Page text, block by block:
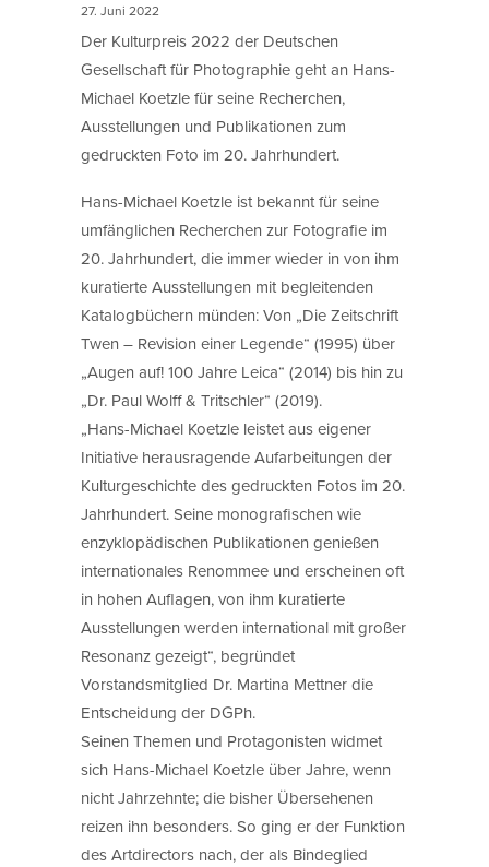
27. Juni 2022
Der Kulturpreis 2022 der Deutschen
Gesellschaft für Photographie geht an Hans-
Michael Koetzle für seine Recherchen,
Ausstellungen und Publikationen zum
gedruckten Foto im 20. Jahrhundert.
Hans-Michael Koetzle ist bekannt für seine
umfänglichen Recherchen zur Fotografie im
20. Jahrhundert, die immer wieder in von ihm
kuratierte Ausstellungen mit begleitenden
Katalogbüchern münden: Von „Die Zeitschrift
Twen – Revision einer Legende“ (1995) über
„Augen auf! 100 Jahre Leica“ (2014) bis hin zu
„Dr. Paul Wolff & Tritschler“ (2019).
„Hans-Michael Koetzle leistet aus eigener
Initiative herausragende Aufarbeitungen der
Kulturgeschichte des gedruckten Fotos im 20.
Jahrhundert. Seine monografischen wie
enzyklopädischen Publikationen genießen
internationales Renommee und erscheinen oft
in hohen Auflagen, von ihm kuratierte
Ausstellungen werden international mit großer
Resonanz gezeigt“, begründet
Vorstandsmitglied Dr. Martina Mettner die
Entscheidung der DGPh.
Seinen Themen und Protagonisten widmet
sich Hans-Michael Koetzle über Jahre, wenn
nicht Jahrzehnte; die bisher Übersehenen
reizen ihn besonders. So ging er der Funktion
des Artdirectors nach, der als Bindeglied